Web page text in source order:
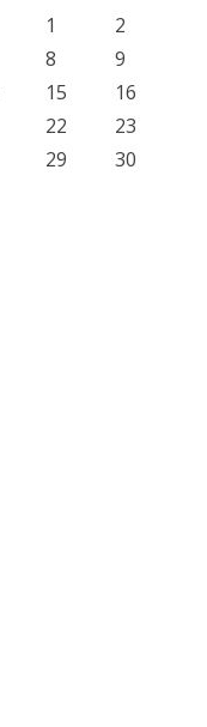
1
2
8
9
15
16
22
23
29
30